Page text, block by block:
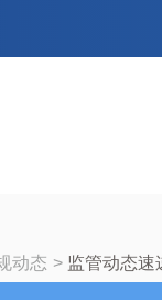
动态 监管动态速